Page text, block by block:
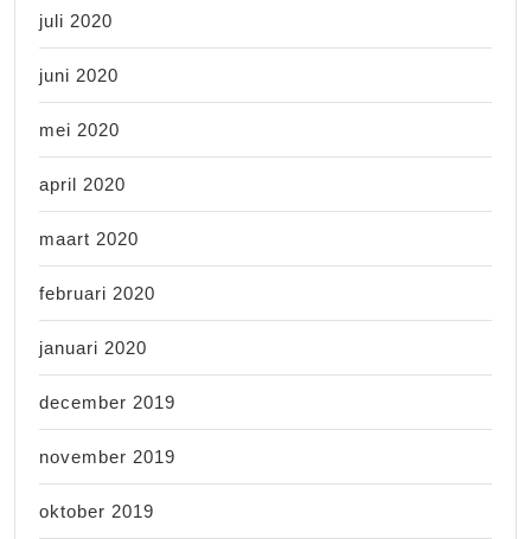
juli 2020
juni 2020
mei 2020
april 2020
maart 2020
februari 2020
januari 2020
december 2019
november 2019
oktober 2019